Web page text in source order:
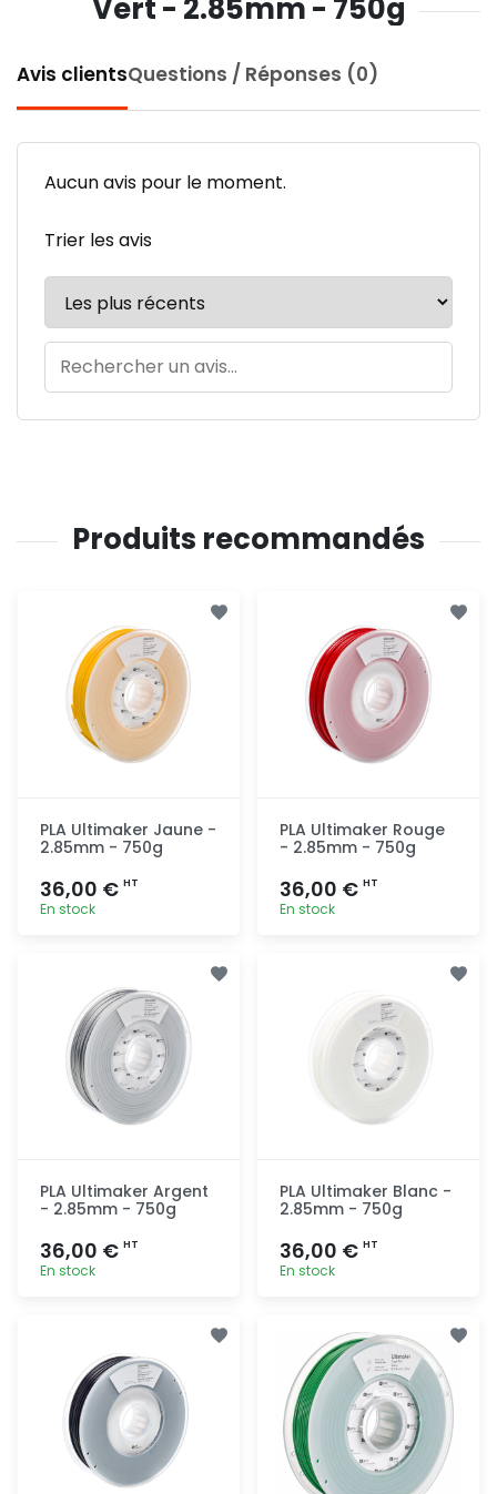
Vert - 2.85mm - 750g
Avis clientsQuestions / Réponses (0)
Aucun avis pour le moment.
Trier les avis
Produits recommandés
PLA Ultimaker Jaune -
2.85mm - 750g
36,00 € HT
En stock
PLA Ultimaker Rouge
- 2.85mm - 750g
36,00 € HT
En stock
PLA Ultimaker Argent
- 2.85mm - 750g
36,00 € HT
En stock
PLA Ultimaker Blanc -
2.85mm - 750g
36,00 € HT
En stock
rapide